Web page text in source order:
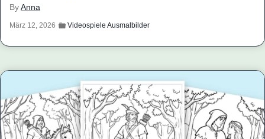
ByAnna
März 12, 2026 Videospiele Ausmalbilder